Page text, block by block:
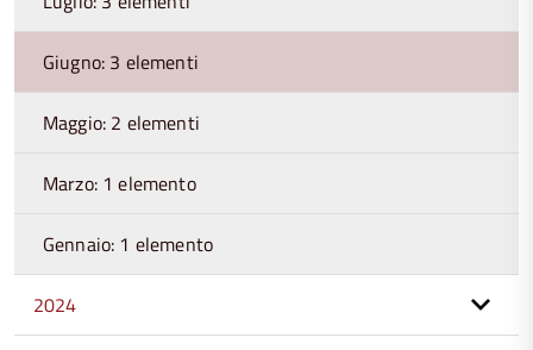
Giugno: 3 elementi
Maggio: 2 elementi
Marzo: 1 elemento
Gennaio: 1 elemento
2024